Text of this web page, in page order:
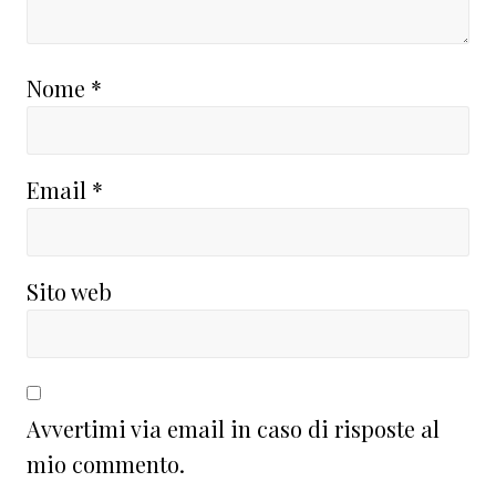
Nome *
Email *
Sito web
Avvertimi via email in caso di risposte al
mio commento.